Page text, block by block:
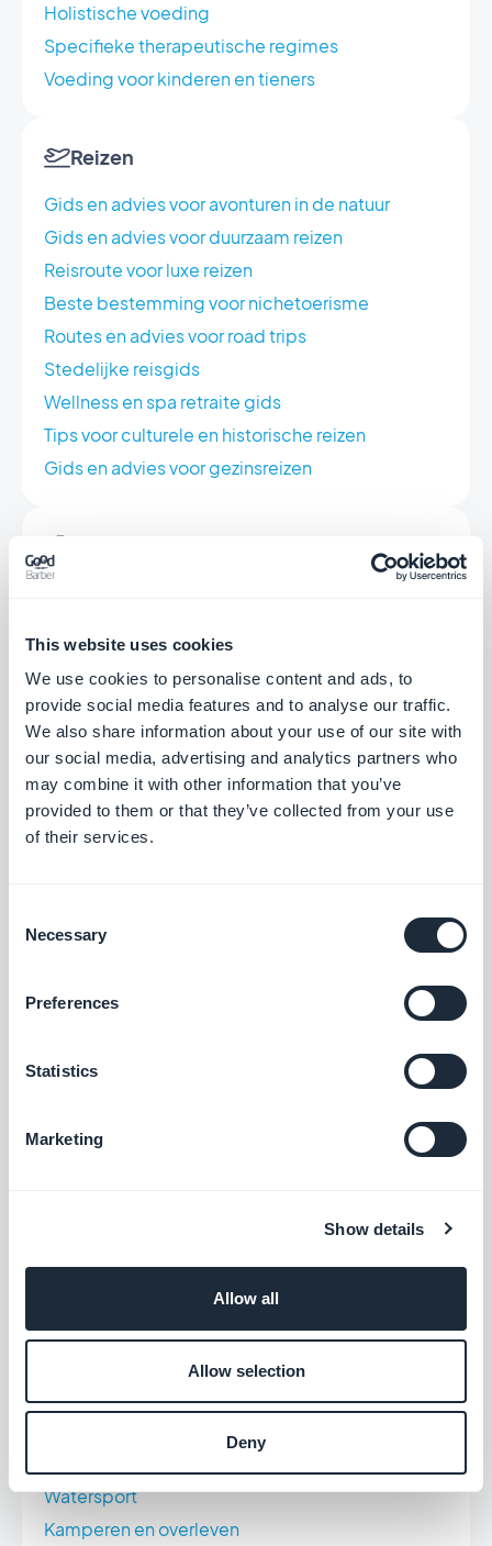
This website uses cookies
We use cookies to personalise content and ads, to
provide social media features and to analyse our traffic.
We also share information about your use of our site with
our social media, advertising and analytics partners who
may combine it with other information that you’ve
provided to them or that they’ve collected from your use
of their services.
Selection
Necessary
Preferences
Statistics
Marketing
Show details
Allow all
Allow selection
Deny
Holistische voeding
Specifieke therapeutische regimes
Voeding voor kinderen en tieners
Reizen
Gids en advies voor avonturen in de natuur
Gids en advies voor duurzaam reizen
Reisroute voor luxe reizen
Beste bestemming voor nichetoerisme
Routes en advies voor road trips
Stedelijke reisgids
Wellness en spa retraite gids
Tips voor culturele en historische reizen
Gids en advies voor gezinsreizen
Unieke stedelijke ervaringen
Gids naar de beste winkels
Evenementen en festiviteiten
Lokale ervaringen
Attracties en vrijetijdsgids
Wandelroutes
Beurzen
Gids voor familie-evenementen
Liefdadigheidsevenementen
Professionele conferenties en seminars
Workshops en cursussen
Buitenactiviteiten
Watersport
Kamperen en overleven